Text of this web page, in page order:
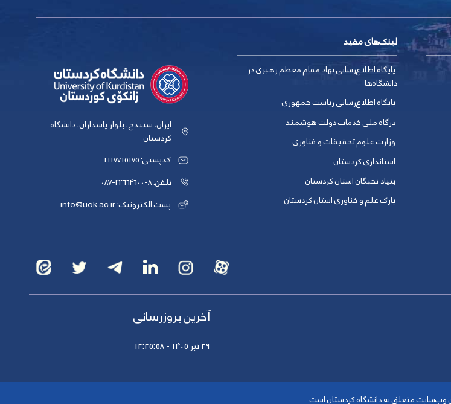
لینک‌های مفید
پایگاه اطلاع‌رسانی نهاد مقام معظم رهبری در
دانشگاه‌ها
پایگاه اطلاع‌رسانی ریاست جمهوری
درگاه ملی خدمات دولت هوشمند
وزارت علوم تحقیقات و فناوری
استانداری کردستان
بنیاد نخبگان استان کردستان
پارک علم و فناوری استان کردستان
ایران، سنندج، بلوار پاسداران، دانشگاه
کردستان
کدپستی: 6617715175
تلفن: 8-33664600-087
پست الکترونیک: info@uok.ac.ir
آخرین بروزرسانی
29 تیر 1405 - 12:25:58
وب‌سایت متعلق به دانشگاه کردستان است.